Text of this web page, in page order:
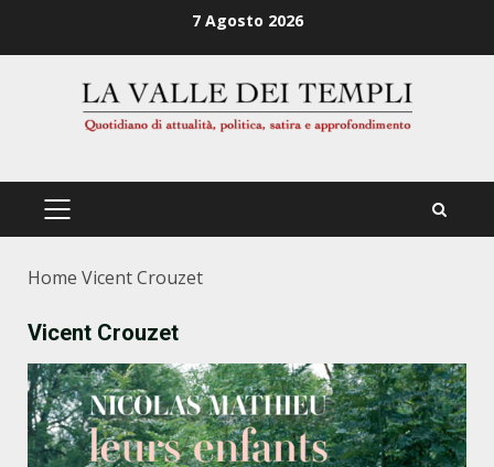
7 Agosto 2026
PRIMÄRES
Home Vicent Crouzet
Vicent Crouzet